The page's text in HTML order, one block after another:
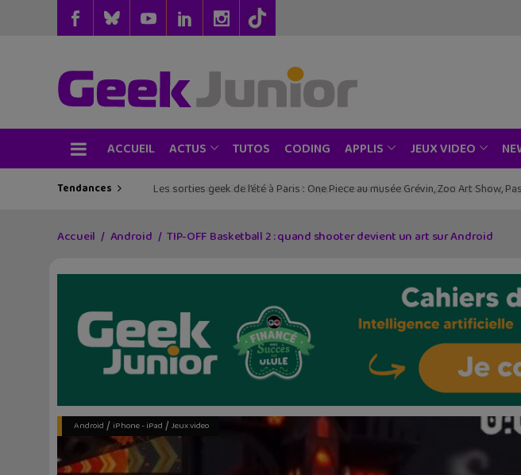
ACCUEIL ACTUS TUTOS CODING APPLIS JEUX VIDEO
Tendances Les sorties geek de l’été à Paris : One Piece au musée Grévin, Zoo Art Show,
Accueil Android TIP-OFF Basketball 2 : quand shooter devient un art sur Android
Android / iPhone - iPad / Jeux video